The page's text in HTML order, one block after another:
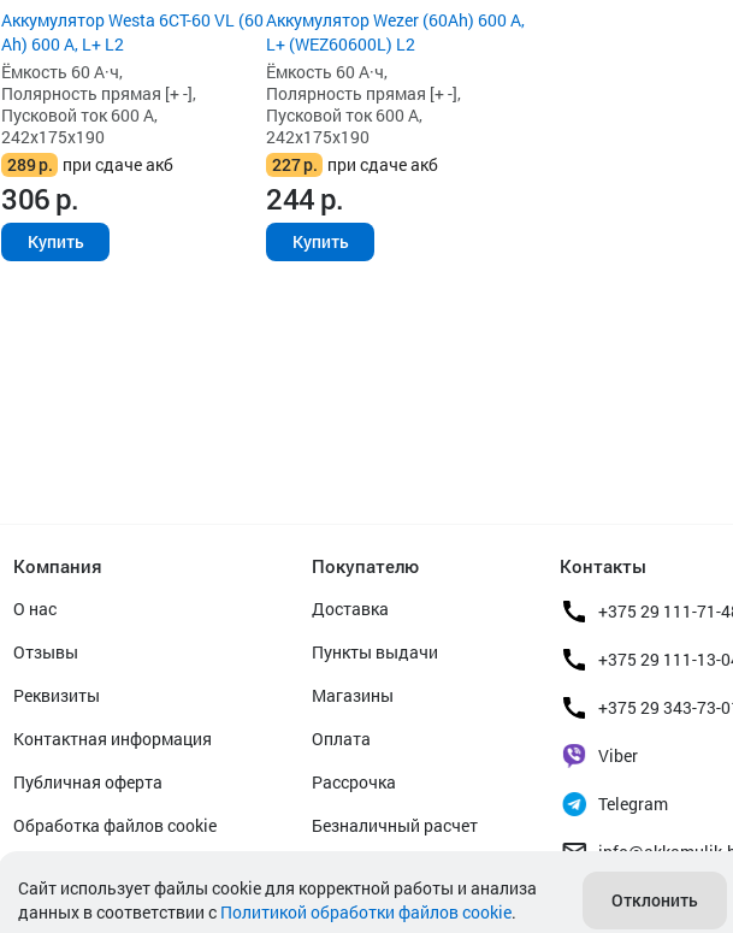
Аккумулятор Westa 6СТ-60 VL (60
Ah) 600 А, L+ L2
Ёмкость 60 А·ч,
Полярность прямая [+ -],
Пусковой ток 600 А,
242x175x190
289р. при сдаче акб
306р.
Купить
Аккумулятор Wezer (60Ah) 600 А,
L+ (WEZ60600L) L2
Ёмкость 60 А·ч,
Полярность прямая [+ -],
Пусковой ток 600 А,
242x175x190
227р. при сдаче акб
244р.
Купить
Компания
О нас
Отзывы
Реквизиты
Контактная информация
Публичная оферта
Обработка файлов cookie
Покупателю
Доставка
Пункты выдачи
Магазины
Оплата
Рассрочка
Безналичный расчет
Гарантийное обслуживание
Контакты
+375 29 111-71-
+375 29 111-13-
+375 29 343-73-
Viber
Telegram
Cайт использует файлы cookie для корректной работы и анализа
данных в соответствии с Политикой обработки файлов cookie.
Отклонить